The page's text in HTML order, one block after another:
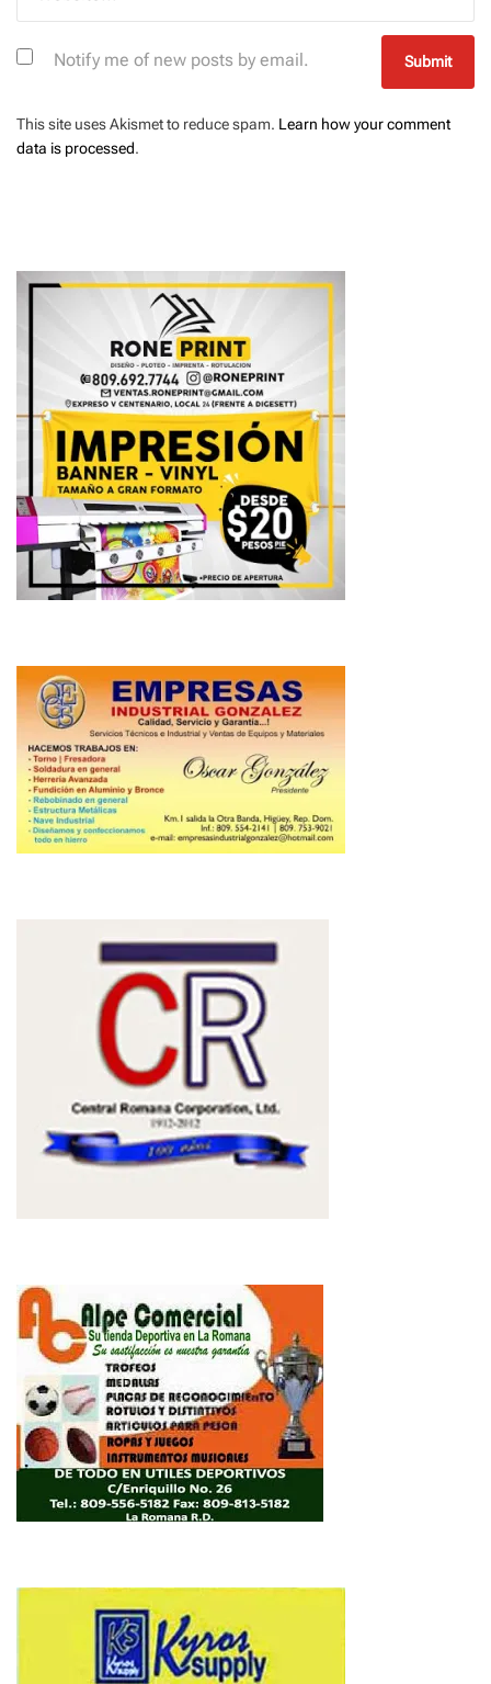
Notify me of new posts by email.
This site uses Akismet to reduce spam. Learn how your comment
data is processed.